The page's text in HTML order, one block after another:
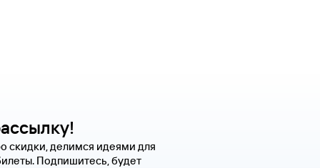
скидки, делимся идеями для
Подпишитесь, будет